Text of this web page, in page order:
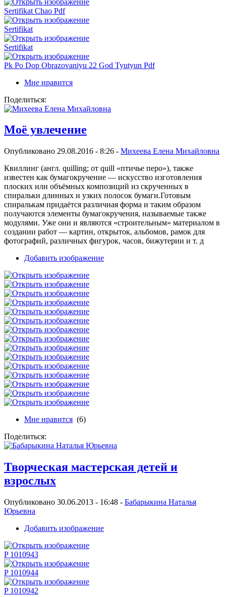
Sertifikat Chao Pdf
Sertifikat
Sertifikat
Pk Po Dop Obrazovaniyu 22 God Tyutyun Pdf
Мне нравится
Поделиться:
Моё увлечение
Опубликовано 29.08.2016 - 8:26 - Михеева Елена Михайловна
Квиллинг (англ. quilling; от quill «птичье перо»), также
известен как бумагокручение — искусство изготовления
плоских или объёмных композиций из скрученных в
спиральки длинных и узких полосок бумаги.Готовым
спиралькам придаётся различная форма и таким образом
получаются элементы бумагокручения, называемые также
модулями. Уже они и являются «строительным» материалом в
создании работ — картин, открыток, альбомов, рамок для
фотографий, различных фигурок, часов, бижутерии и т. д
Добавить изображение
Мне нравится (6)
Поделиться:
Творческая мастерская детей и
взрослых
Опубликовано 30.06.2013 - 16:48 - Бабарыкина Наталья
Юрьевна
Добавить изображение
P 1010943
P 1010944
P 1010942